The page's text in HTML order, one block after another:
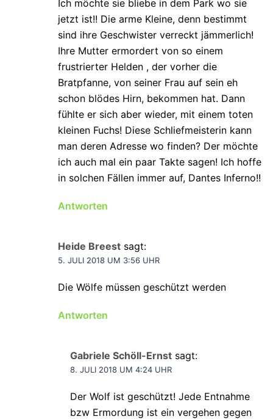
Ich möchte sie bliebe in dem Park wo sie
jetzt ist!! Die arme Kleine, denn bestimmt
sind ihre Geschwister verreckt jämmerlich!
Ihre Mutter ermordert von so einem
frustrierter Helden , der vorher die
Bratpfanne, von seiner Frau auf sein eh
schon blödes Hirn, bekommen hat. Dann
fühlte er sich aber wieder, mit einem toten
kleinen Fuchs! Diese Schliefmeisterin kann
man deren Adresse wo finden? Der möchte
ich auch mal ein paar Takte sagen! Ich hoffe
in solchen Fällen immer auf, Dantes Inferno!!
Antworten
Heide Breest sagt:
5. JULI 2018 UM 3:56 UHR
Die Wölfe müssen geschützt werden
Antworten
Gabriele Schöll-Ernst sagt:
8. JULI 2018 UM 4:24 UHR
Der Wolf ist geschützt! Jede Entnahme
bzw Ermordung ist ein vergehen gegen